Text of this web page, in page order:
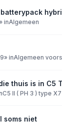
inAlgemeen
» inAlgemeen
thuis is in C5
C5 II ( PH 3 ) type X7
soms niet